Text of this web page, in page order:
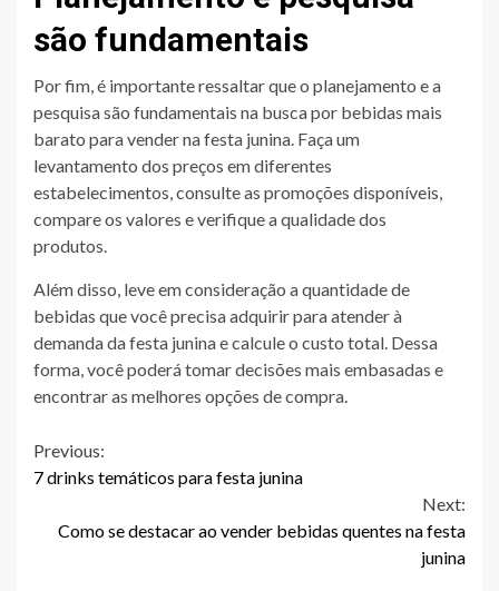
são fundamentais
Por fim, é importante ressaltar que o planejamento e a
pesquisa são fundamentais na busca por bebidas mais
barato para vender na festa junina. Faça um
levantamento dos preços em diferentes
estabelecimentos, consulte as promoções disponíveis,
compare os valores e verifique a qualidade dos
produtos.
Além disso, leve em consideração a quantidade de
bebidas que você precisa adquirir para atender à
demanda da festa junina e calcule o custo total. Dessa
forma, você poderá tomar decisões mais embasadas e
encontrar as melhores opções de compra.
Continue
Previous:
7 drinks temáticos para festa junina
Next:
Como se destacar ao vender bebidas quentes na festa
junina